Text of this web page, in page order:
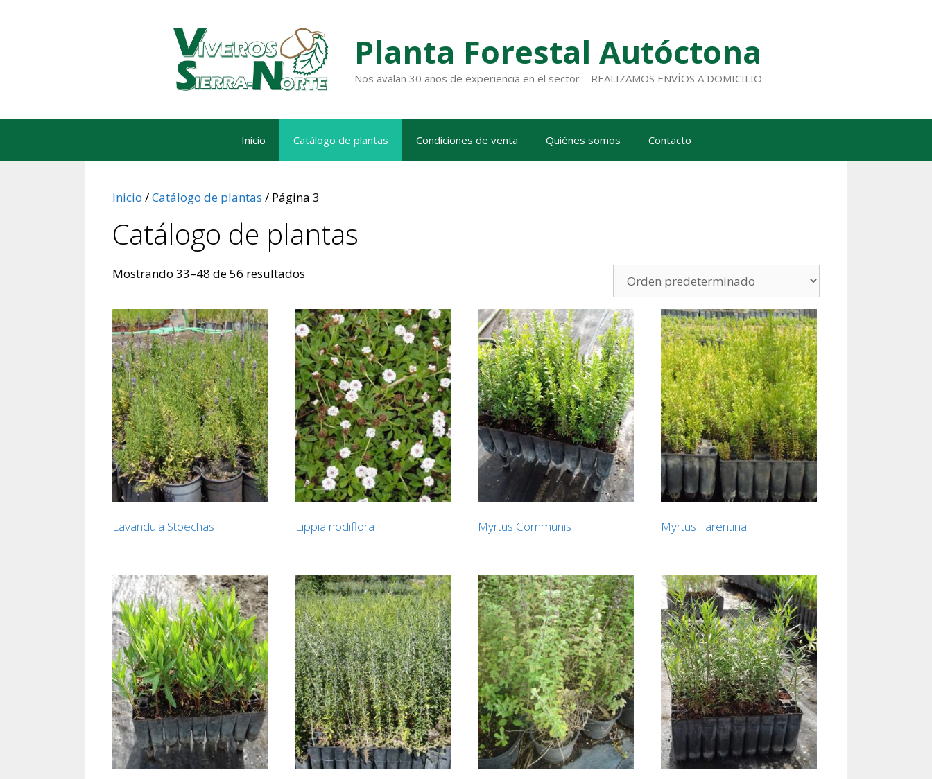
Planta Forestal Autóctona
Nos avalan 30 años de experiencia en el sector – REALIZAMOS ENVÍOS A DOMICILIO
Inicio Catálogo de plantas Condiciones de venta Quiénes somos Contacto
Inicio /Catálogo de plantas / Página 3
Catálogo de plantas
Mostrando 33–48 de 56 resultados
Lavandula Stoechas Lippia nodiflora Myrtus Communis Myrtus Tarentina